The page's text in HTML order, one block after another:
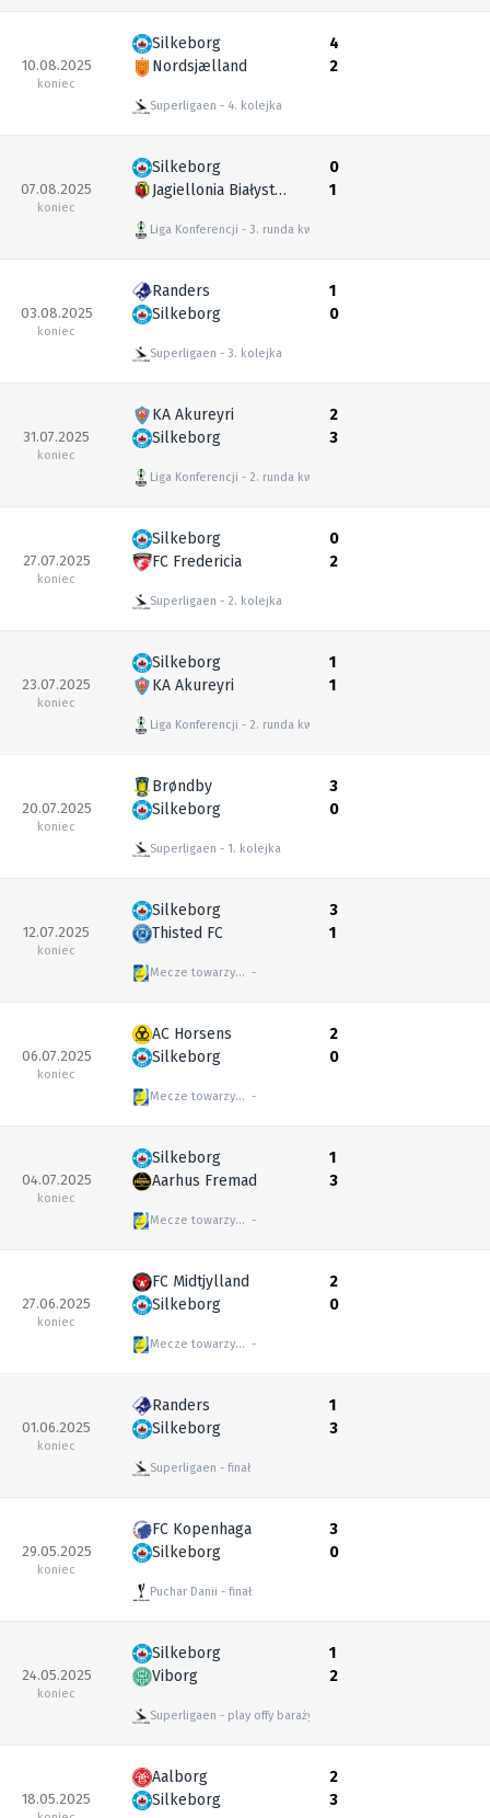
10.08.2025
koniec
Silkeborg
Nordsjælland
Superligaen 4. kolejka
4
2
07.08.2025
koniec
Silkeborg
Jagiellonia Białystok
Liga Konferencji 3. runda kwalifikacyjna
0
1
03.08.2025
koniec
Randers
Silkeborg
Superligaen 3. kolejka
1
0
31.07.2025
koniec
KA Akureyri
Silkeborg
Liga Konferencji 2. runda kwalifikacyjna
2
3
27.07.2025
koniec
Silkeborg
FC Fredericia
Superligaen 2. kolejka
0
2
23.07.2025
koniec
Silkeborg
KA Akureyri
Liga Konferencji 2. runda kwalifikacyjna
1
1
20.07.2025
koniec
Brøndby
Silkeborg
Superligaen 1. kolejka
3
0
12.07.2025
koniec
Silkeborg
Thisted FC
Mecze towarzyskie
3
1
06.07.2025
koniec
AC Horsens
Silkeborg
Mecze towarzyskie
2
0
04.07.2025
koniec
Silkeborg
Aarhus Fremad
Mecze towarzyskie
1
3
27.06.2025
koniec
FC Midtjylland
Silkeborg
Mecze towarzyskie
2
0
01.06.2025
koniec
Randers
Silkeborg
Superligaen finał
1
3
29.05.2025
koniec
FC Kopenhaga
Silkeborg
Puchar Danii finał
3
0
24.05.2025
koniec
Silkeborg
Viborg
Superligaen play offy baraży o utrzymanie
1
2
18.05.2025
Aalborg
Silkeborg
2
3